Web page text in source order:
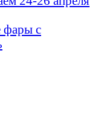
фары с